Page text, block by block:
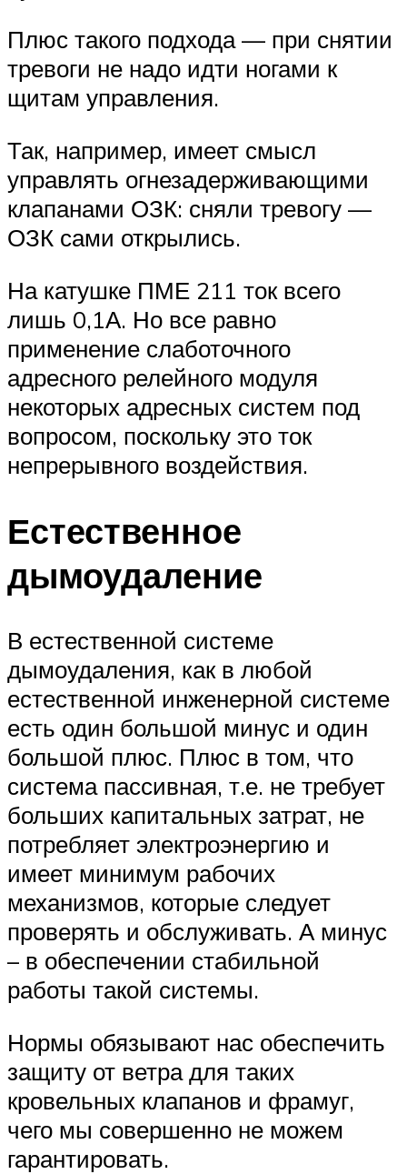
Плюс такого подхода — при снятии
тревоги не надо идти ногами к
щитам управления.
Так, например, имеет смысл
управлять огнезадерживающими
клапанами ОЗК: сняли тревогу —
ОЗК сами открылись.
На катушке ПМЕ 211 ток всего
лишь 0,1А. Но все равно
применение слаботочного
адресного релейного модуля
некоторых адресных систем под
вопросом, поскольку это ток
непрерывного воздействия.
Естественное
дымоудаление
В естественной системе
дымоудаления, как в любой
естественной инженерной системе
есть один большой минус и один
большой плюс. Плюс в том, что
система пассивная, т.е. не требует
больших капитальных затрат, не
потребляет электроэнергию и
имеет минимум рабочих
механизмов, которые следует
проверять и обслуживать. А минус
– в обеспечении стабильной
работы такой системы.
Нормы обязывают нас обеспечить
защиту от ветра для таких
кровельных клапанов и фрамуг,
чего мы совершенно не можем
гарантировать.